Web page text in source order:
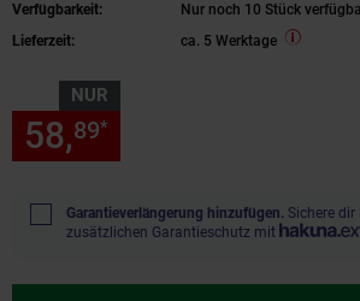
Verfügbarkeit:
Nur noch 10 Stück
Lieferzeit:
ca. 5 Werktage
NUR
58,89*
Garantieverlängerung hinzufügen. Sichere
zusätzlichen Garantieschutz mit